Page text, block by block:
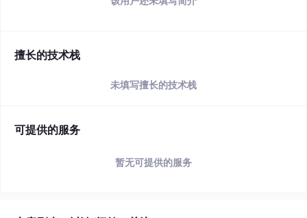
擅长的技术栈
未填写擅长的技术栈
可提供的服务
暂无可提供的服务